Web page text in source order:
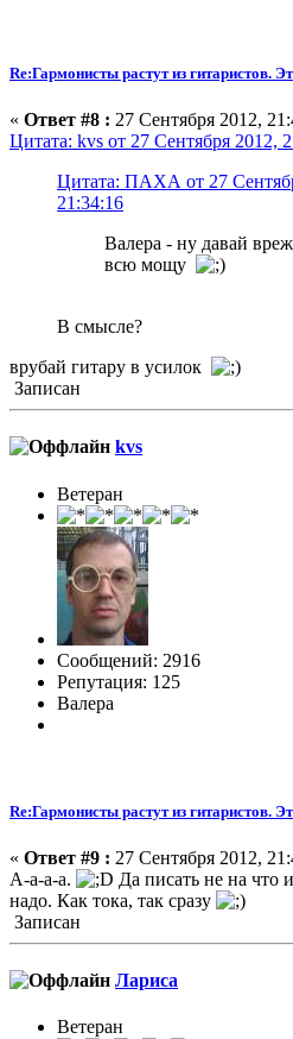
Re:Гармонисты растут из гитаристов.
« Ответ #8 : 27 Сентября 2012,
Цитата: kvs от 27 Сентября 2012,
Цитата: ПАХА от 27
21:34:16
Валера - ну давай
всю мощу
В смысле?
врубай гитару в усилок
Записан
kvs
Ветеран
Сообщений: 2916
Репутация: 125
Валера
Re:Гармонисты растут из гитаристов.
« Ответ #9 : 27 Сентября 2012,
А-а-а-а.
Да писать не на что
надо. Как тока, так сразу
Записан
Лариса
Ветеран